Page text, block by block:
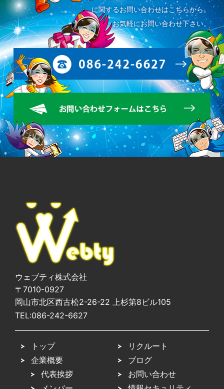
に関するお問い合わせはこちらから。
お気軽にお問い合わせ下さい。
ウェブティ株式会社
〒7010-0927
岡山市北区西古松2-26-22 上杉第8ビル105
TEL:086-242-6627
トップ
企業概要
代表挨拶
リクルート
ブログ
お問い合わせ